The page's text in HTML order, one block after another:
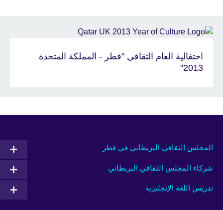
احتفالية العام الثقافي "قطر - المملكة المتحدة
2013"
المجلس الثقافي البريطاني في قطر
شركاء المجلس الثقافي البريطاني
تدريس اللغة الإنجليزية